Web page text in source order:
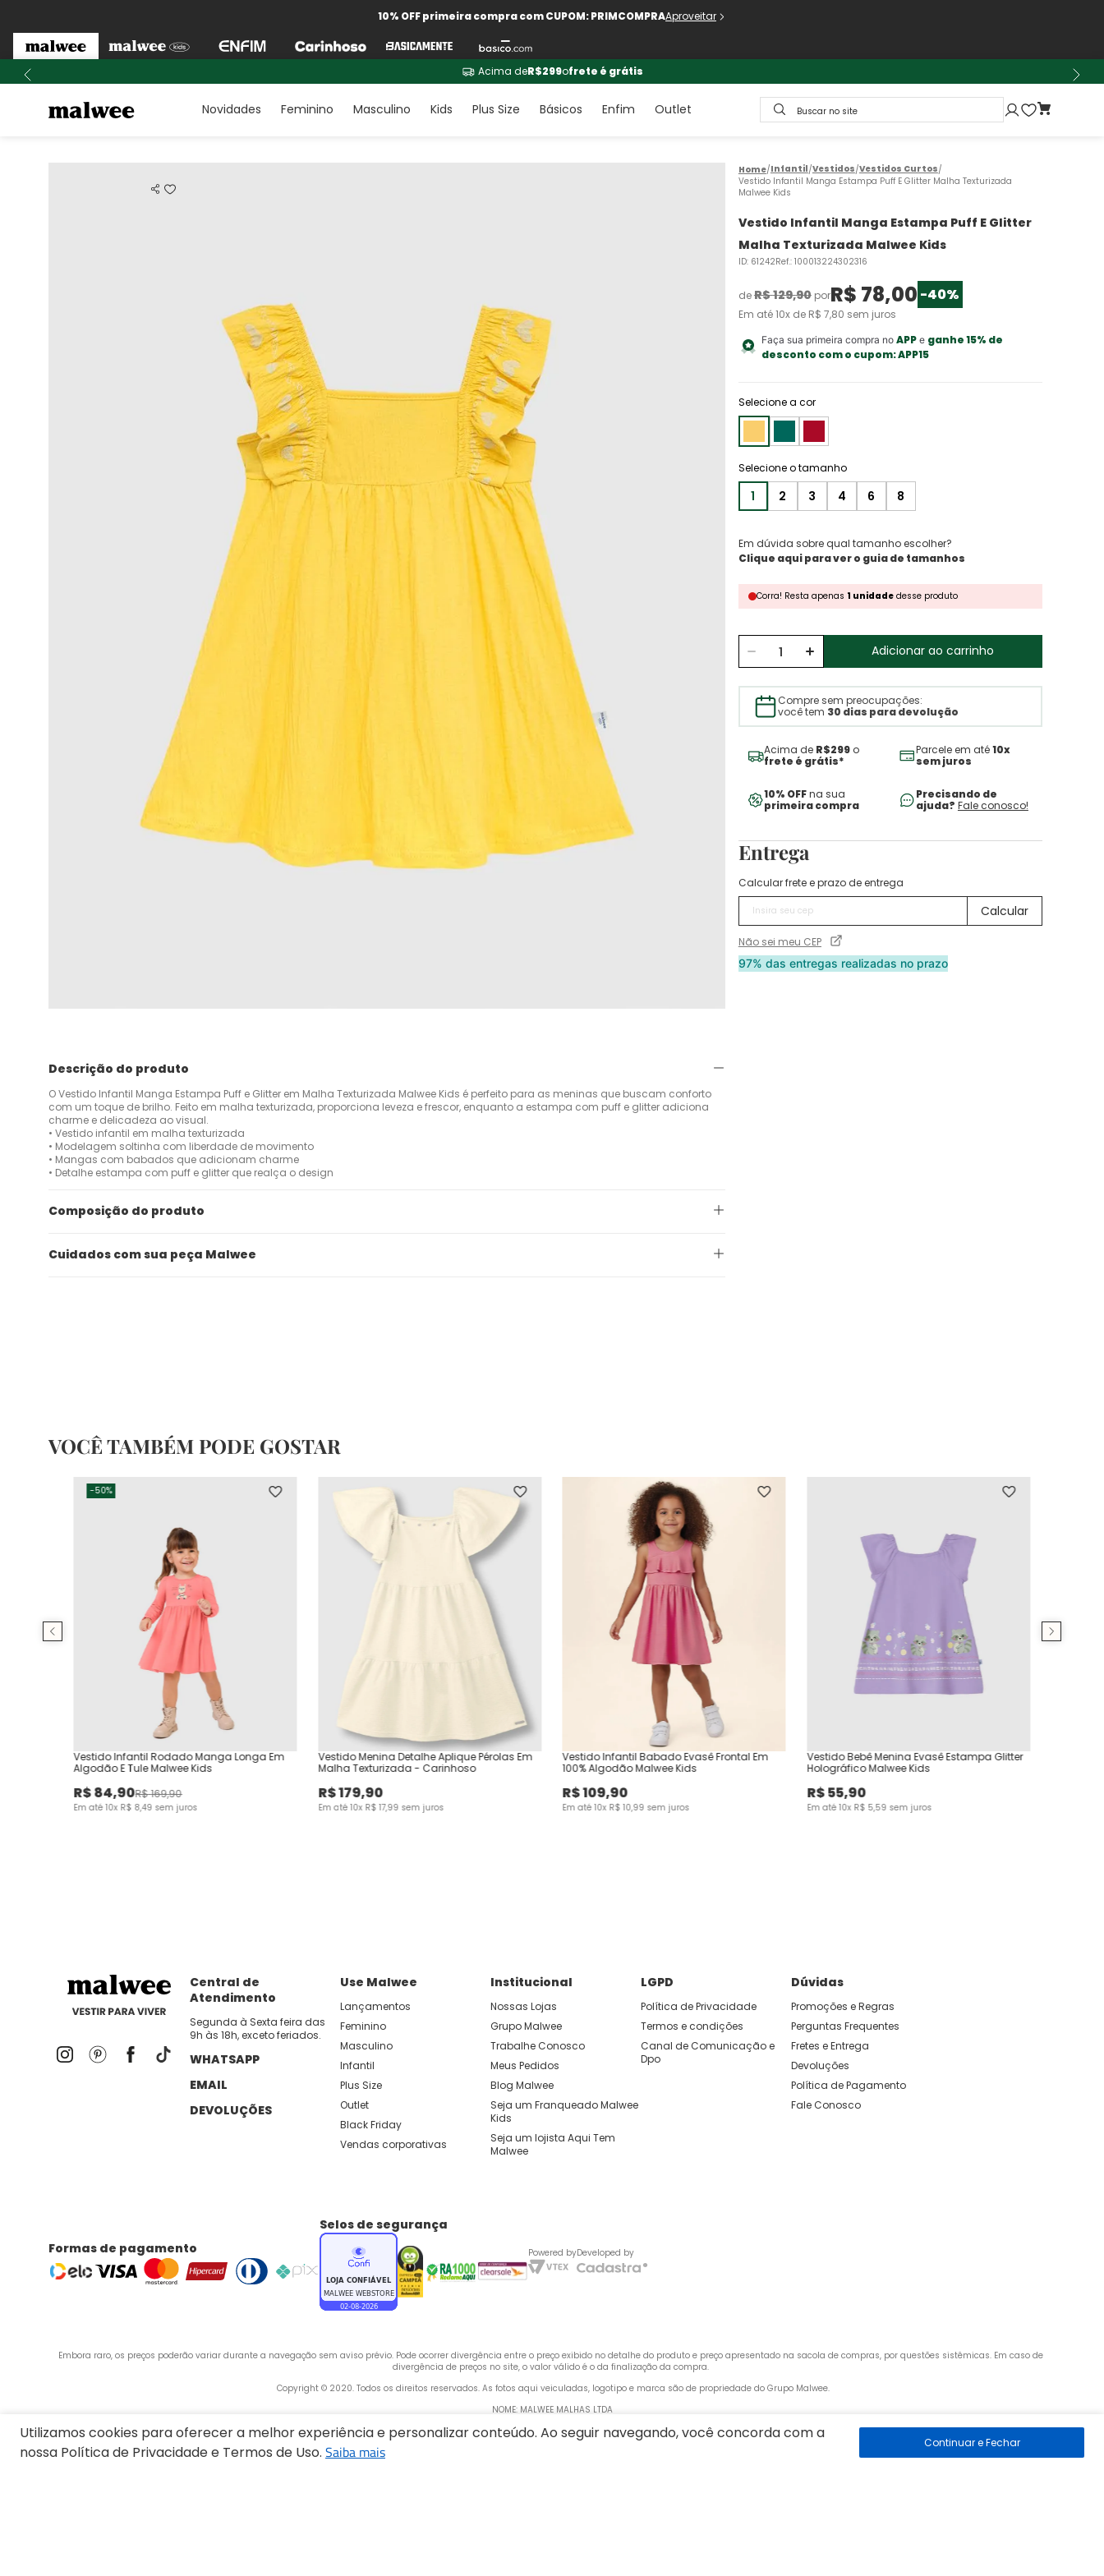
10% OFF primeira compra com CUPOM: PRIMCOMPRAAproveitar
Acima deR$299ofrete é grátis
Novidades Feminino Masculino Kids Plus Size Básicos Enfim Outlet Buscar no site
Descrição do produto
O Vestido Infantil Manga Estampa Puff e Glitter em Malha Texturizada Malwee Kids é perfeito para as meninas que buscam conforto
com um toque de brilho. Feito em malha texturizada, proporciona leveza e frescor, enquanto a estampa com puff e glitter adiciona
charme e delicadeza ao visual.
• Vestido infantil em malha texturizada
• Modelagem soltinha com liberdade de movimento
• Mangas com babados que adicionam charme
• Detalhe estampa com puff e glitter que realça o design
Composição do produto
Cuidados com sua peça Malwee
Infantil Vestidos Vestidos Curtos
Vestido Infantil Manga Estampa Puff E Glitter Malha Texturizada
Malwee Kids
Vestido Infantil Manga Estampa Puff E Glitter
Malha Texturizada Malwee Kids
ID: 61242Ref.: 100013224302316
deR$129,90porR$ 78,00 -40%
Em até10x de R$ 7,80 sem juros
Faça sua primeira compra no APPe ganhe 15% de
desconto com o cupom:APP15
Selecione a cor
1 2 3 4 6 8
Em dúvida sobre qual tamanho escolher?
Clique aqui para ver o guia de tamanhos
Corra! Resta apenas 1 unidadedesse produto
Adicionar ao carrinho
Compre sem preocupações:
você tem 30 dias para devolução
Acima de R$299o
frete é grátis*
Parcele em até10x
sem juros
10% OFFna sua
primeira compra
Precisando de
ajuda? Fale conosco!
Entrega
Calcular frete e prazo de entrega
Não sei meu CEP
97% das entregas realizadas no prazo
VOCÊ TAMBÉM PODE GOSTAR
-50%
Vestido Infantil Rodado Manga Longa Em
Algodão E Tule Malwee Kids
R$84,90R$169,90
Em até10x R$ 8,49 sem juros
Vestido Menina Detalhe Aplique Pérolas Em
Malha Texturizada - Carinhoso
R$179,90
Em até10x R$ 17,99 sem juros
Vestido Infantil Babado Evasê Frontal Em
100% Algodão Malwee Kids
R$109,90
Em até10x R$ 10,99 sem juros
Vestido Bebê Menina Evasê Estampa Glitter
Holográfico Malwee Kids
R$55,90
Em até10x R$ 5,59 sem juros
Central de
Atendimento
Segunda à Sexta feira das
9h às 18h, exceto feriados.
WHATSAPP
EMAIL
DEVOLUÇÕES
Use Malwee
Lançamentos
Feminino
Masculino
Infantil
Plus Size
Outlet
Black Friday
Vendas corporativas
Institucional
Nossas Lojas
Grupo Malwee
Trabalhe Conosco
Meus Pedidos
Blog Malwee
Seja um Franqueado Malwee
Kids
Seja um lojista Aqui Tem
Malwee
LGPD
Política de Privacidade
Termos e condições
Canal de Comunicação e
Dpo
Dúvidas
Promoções e Regras
Perguntas Frequentes
Fretes e Entrega
Devoluções
Política de Pagamento
Fale Conosco
Formas de pagamento
Selos de segurança
Powered byDeveloped by
Embora raro, os preços poderão variar durante a navegação sem aviso prévio. Pode ocorrer divergência entre o preço exibido no detalhe do produto e preço apresentado na sacola de compras, por questões sistêmicas. Em caso de
divergência de preços no site, o valor válido é o da finalização da compra.
Copyright © 2020. Todos os direitos reservados. As fotos aqui veiculadas, logotipo e marca são de propriedade do Grupo Malwee.
NOME: MALWEE MALHAS LTDA
CNPJ: 84.429.737/0001-14
Endereço: Rua Bertha Weege, 200 - CEP: 89260-900 - Barra do Rio Cerro, Jaraguá do Sul - SC, 89260-500
Utilizamos cookies para oferecer a melhor experiência e personalizar conteúdo. Ao seguir navegando, você concorda com a
nossa Política de Privacidade e Termos de Uso. Saiba mais